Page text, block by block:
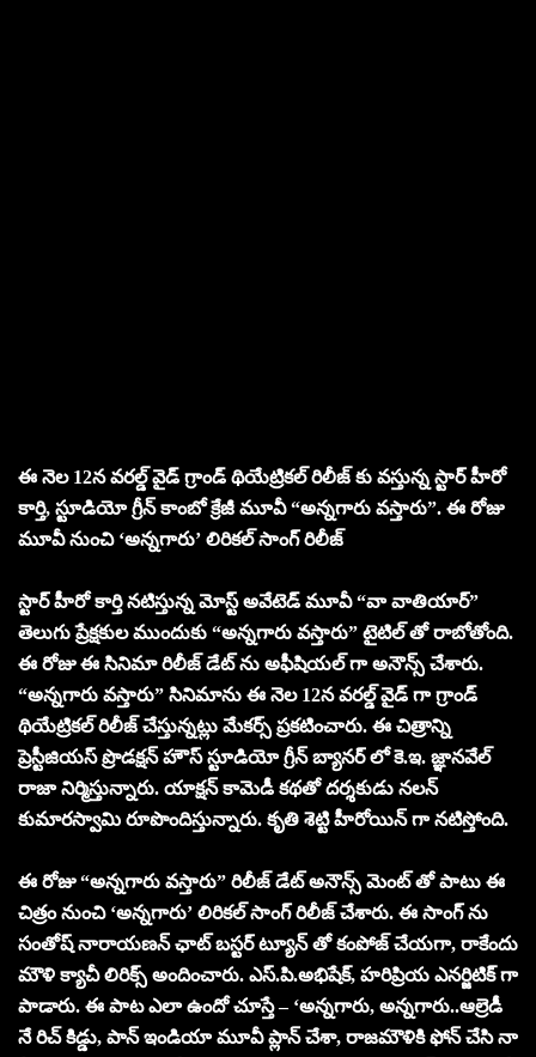
ఈ నెల 12న వరల్డ్ వైడ్ గ్రాండ్ థియేట్రికల్ రిలీజ్ కు వస్తున్న స్టార్ హీరో
కార్తి, స్టూడియో గ్రీన్ కాంబో క్రేజీ మూవీ “అన్నగారు వస్తారు”. ఈ రోజు
మూవీ నుంచి ‘అన్నగారు’ లిరికల్ సాంగ్ రిలీజ్
స్టార్ హీరో కార్తి నటిస్తున్న మోస్ట్ అవేటెడ్ మూవీ “వా వాతియార్”
తెలుగు ప్రేక్షకుల ముందుకు “అన్నగారు వస్తారు” టైటిల్ తో రాబోతోంది.
ఈ రోజు ఈ సినిమా రిలీజ్ డేట్ ను అఫీషియల్ గా అనౌన్స్ చేశారు.
“అన్నగారు వస్తారు” సినిమాను ఈ నెల 12న వరల్డ్ వైడ్ గా గ్రాండ్
థియేట్రికల్ రిలీజ్ చేస్తున్నట్లు మేకర్స్ ప్రకటించారు. ఈ చిత్రాన్ని
ప్రెస్టీజియస్ ప్రొడక్షన్ హౌస్ స్టూడియో గ్రీన్ బ్యానర్ లో కె.ఇ. జ్ఞానవేల్
రాజా నిర్మిస్తున్నారు. యాక్షన్ కామెడీ కథతో దర్శకుడు నలన్
కుమారస్వామి రూపొందిస్తున్నారు. కృతి శెట్టి హీరోయిన్ గా నటిస్తోంది.
ఈ రోజు “అన్నగారు వస్తారు” రిలీజ్ డేట్ అనౌన్స్ మెంట్ తో పాటు ఈ
చిత్రం నుంచి ‘అన్నగారు’ లిరికల్ సాంగ్ రిలీజ్ చేశారు. ఈ సాంగ్ ను
సంతోష్ నారాయణన్ ఛాట్ బస్టర్ ట్యూన్ తో కంపోజ్ చేయగా, రాకేందు
మౌళి క్యాచీ లిరిక్స్ అందించారు. ఎస్.పి.అభిషేక్, హరిప్రియ ఎనర్జిటిక్ గా
పాడారు. ఈ పాట ఎలా ఉందో చూస్తే – ‘అన్నగారు, అన్నగారు..ఆల్రెడీ
నే రిచ్ కిడ్డు, పాన్ ఇండియా మూవీ ప్లాన్ చేశా, రాజమౌళికి ఫోన్ చేసి నా